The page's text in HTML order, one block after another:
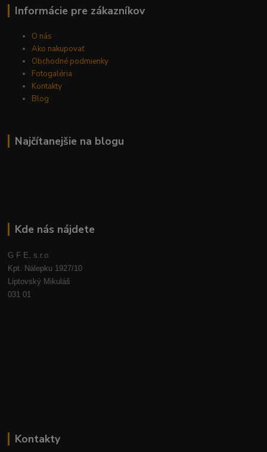
Informácie pre zákazníkov
O nás
Ako nakupovať
Obchodné podmienky
Fotogaléria
Kontakty
Blog
Najčítanejšie na blogu
Kde nás nájdete
G F E, s.r.o.
Kpt. Nálepku 1927/10
Liptovský Mikuláš
031 01
Kontakty